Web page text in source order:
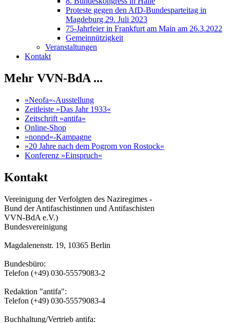
Proteste gegen den AfD-Bundesparteitag in
Magdeburg 29. Juli 2023
75-Jahrfeier in Frankfurt am Main am 26.3.2022
Gemeinnützigkeit
Veranstaltungen
Kontakt
Mehr VVN-BdA ...
»Neofa«-Ausstellung
Zeitleiste »Das Jahr 1933«
Zeitschrift »antifa«
Online-Shop
»nonpd«-Kampagne
»20 Jahre nach dem Pogrom von Rostock«
Konferenz »Einspruch«
Kontakt
Vereinigung der Verfolgten des Naziregimes -
Bund der Antifaschistinnen und Antifaschisten
VVN-BdA e.V.)
Bundesvereinigung
Magdalenenstr. 19, 10365 Berlin
Bundesbüro:
Telefon (+49) 030-55579083-2
Redaktion "antifa":
Telefon (+49) 030-55579083-4
Buchhaltung/Vertrieb antifa: